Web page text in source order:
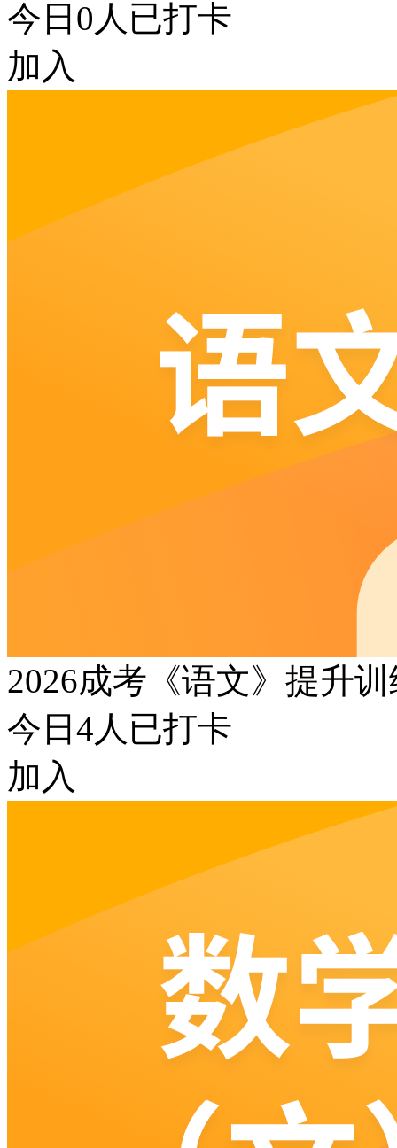
今日 0 人已打卡
加入
2026成考《语文》提升
今日 4人已打卡
加入